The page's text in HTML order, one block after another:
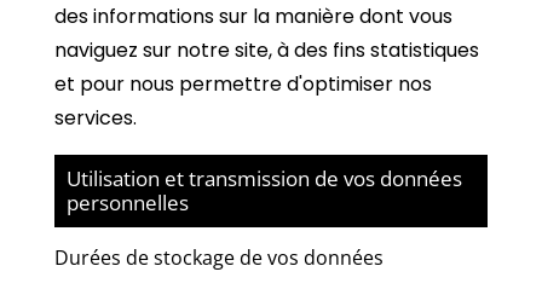
des informations sur la manière dont vous
naviguez sur notre site, à des fins statistiques
et pour nous permettre d'optimiser nos
services.
Utilisation et transmission de vos données
personnelles
Durées de stockage de vos données